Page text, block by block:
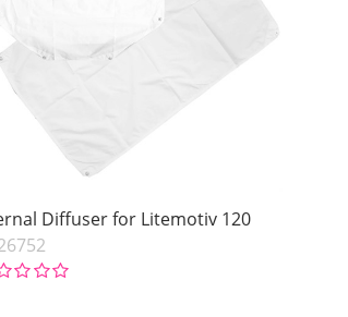
Diffuser for Litemotiv 120